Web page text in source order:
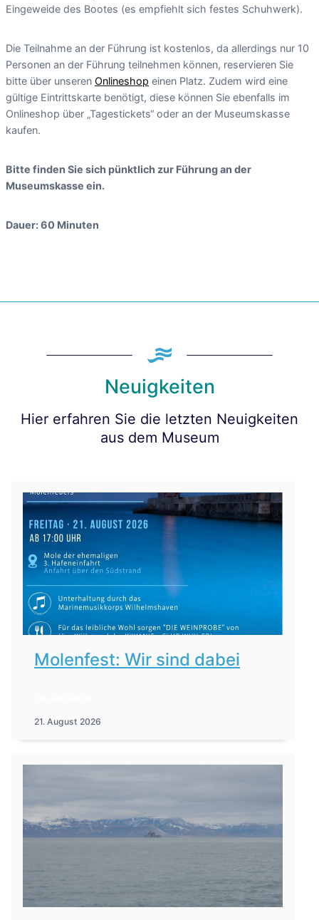
Eingeweide des Bootes (es empfiehlt sich festes Schuhwerk).
Die Teilnahme an der Führung ist kostenlos, da allerdings nur 10
Personen an der Führung teilnehmen können, reservieren Sie
bitte über unseren Onlineshop einen Platz. Zudem wird eine
gültige Eintrittskarte benötigt, diese können Sie ebenfalls im
Onlineshop über „Tagestickets“ oder an der Museumskasse
kaufen.
Bitte finden Sie sich pünktlich zur Führung an der
Museumskasse ein.
Dauer: 60 Minuten
Neuigkeiten
Hier erfahren Sie die letzten Neuigkeiten
aus dem Museum
Molenfest: Wir sind dabei
21. August 2026